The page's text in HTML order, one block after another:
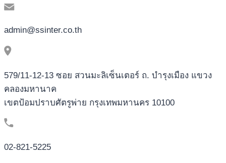
admin@ssinter.co.th
579/11-12-13 ซอย สวนมะลิเซ็นเตอร์ ถ. บำรุงเมือง แขวง
คลองมหานาค
เขตป้อมปราบศัตรูพ่าย กรุงเทพมหานคร 10100
02-821-5225